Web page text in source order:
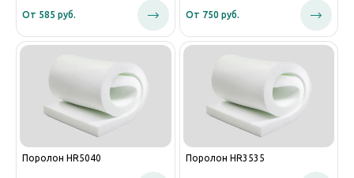
От 585 руб. От 750 руб.
Поролон HR5040 Поролон HR3535